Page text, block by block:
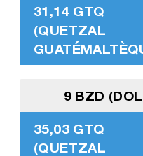
31,14 GTQ
(QUETZAL
9 BZD
35,03 GTQ
(QUETZAL